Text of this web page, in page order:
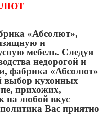
«Абсолют»,
и
мебель. Следуя
недорогой и
фабрика «Абсолют»
выбор кухонных
прихожих,
на любой вкус
Вас приятно